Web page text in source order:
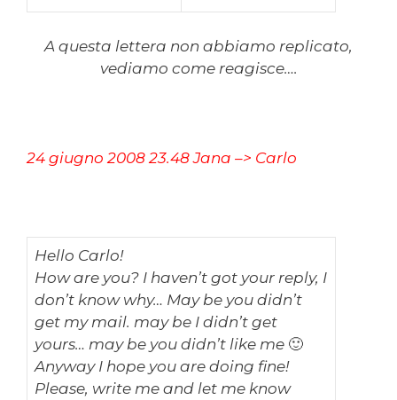
A questa lettera non abbiamo replicato,
vediamo come reagisce….
24 giugno 2008 23.48 Jana –> Carlo
Hello Carlo!
How are you? I haven’t got your reply, I
don’t know why… May be you didn’t
get my mail. may be I didn’t get
yours… may be you didn’t like me 🙂
Anyway I hope you are doing fine!
Please, write me and let me know